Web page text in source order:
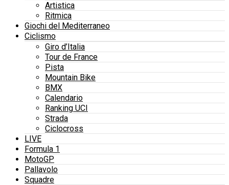
Artistica
Ritmica
Giochi del Mediterraneo
Ciclismo
Giro d’Italia
Tour de France
Pista
Mountain Bike
BMX
Calendario
Ranking UCI
Strada
Ciclocross
LIVE
Formula 1
MotoGP
Pallavolo
Squadre